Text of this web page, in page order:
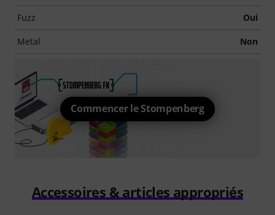
Fuzz Oui
Metal Non
Commencer le Stompenberg
Accessoires & articles appropriés